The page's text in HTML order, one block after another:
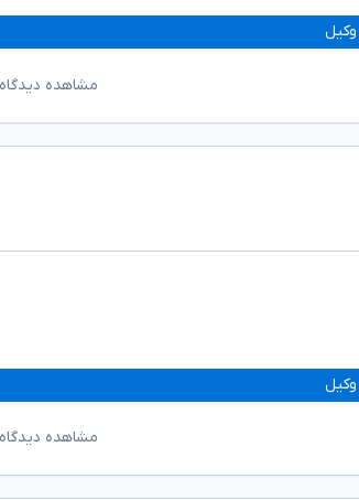
وکیل
مشاهده
وکیل
مشاهده